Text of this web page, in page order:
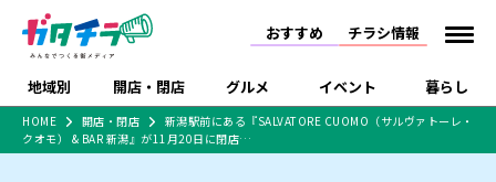
おすすめ チラシ情報
地域別 開店・閉店 グルメ イベント 暮らし
特売セール インタビュー
食品スーパー・コンビ
HOME 開店・閉店
新潟駅前にある『SALVATORE CUOMO（サルヴァトーレ・
クオモ） & BAR 新潟』が11月20日に閉店…